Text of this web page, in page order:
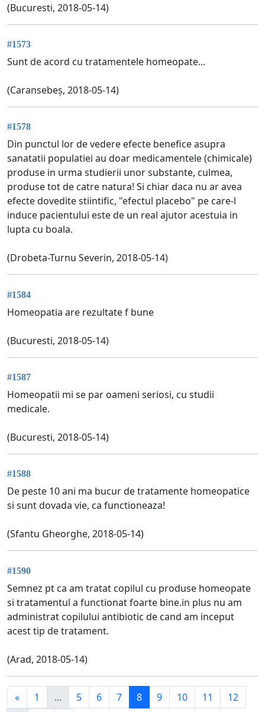
(Bucuresti, 2018-05-14)
#1573
Sunt de acord cu tratamentele homeopate...
(Caransebeș, 2018-05-14)
#1578
Din punctul lor de vedere efecte benefice asupra
sanatatii populatiei au doar medicamentele (chimicale)
produse in urma studierii unor substante, culmea,
produse tot de catre natura! Si chiar daca nu ar avea
efecte dovedite stiintific, "efectul placebo" pe care-l
induce pacientului este de un real ajutor acestuia in
lupta cu boala.
(Drobeta-Turnu Severin, 2018-05-14)
#1584
Homeopatia are rezultate f bune
(Bucuresti, 2018-05-14)
#1587
Homeopatii mi se par oameni seriosi, cu studii
medicale.
(Bucuresti, 2018-05-14)
#1588
De peste 10 ani ma bucur de tratamente homeopatice
si sunt dovada vie, ca functioneaza!
(Sfantu Gheorghe, 2018-05-14)
#1590
Semnez pt ca am tratat copilul cu produse homeopate
si tratamentul a functionat foarte bine.in plus nu am
administrat copilului antibiotic de cand am inceput
acest tip de tratament.
(Arad, 2018-05-14)
« 1 ... 5 6 7 8 9 10 11
12